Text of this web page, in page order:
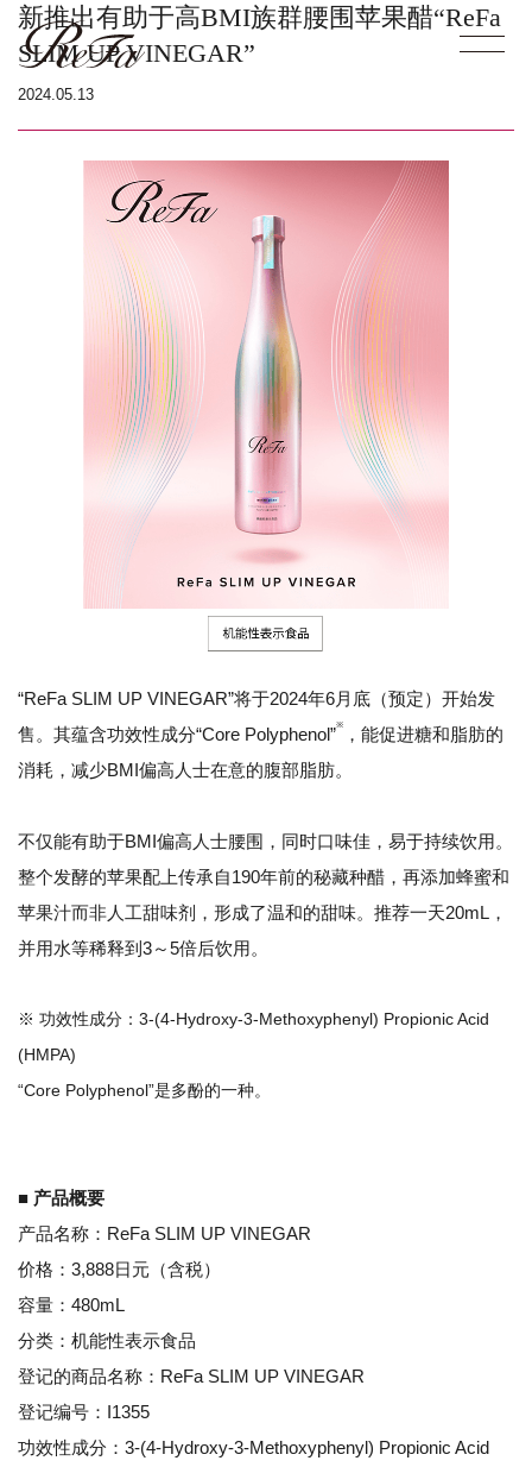
新推出有助于高BMI族群腰围苹果醋“ReFa
SLIM UP VINEGAR”
2024.05.13
“ReFa SLIM UP VINEGAR”将于2024年6月底（预定）开始发
售。其蕴含功效性成分“Core Polyphenol”※
，能促进糖和脂肪的
消耗，减少BMI偏高人士在意的腹部脂肪。
不仅能有助于BMI偏高人士腰围，同时口味佳，易于持续饮用。
整个发酵的苹果配上传承自190年前的秘藏种醋，再添加蜂蜜和
苹果汁而非人工甜味剂，形成了温和的甜味。推荐一天20mL，
并用水等稀释到3～5倍后饮用。
※ 功效性成分：3-(4-Hydroxy-3-Methoxyphenyl) Propionic Acid
(HMPA)
“Core Polyphenol”是多酚的一种。
■ 产品概要
产品名称：ReFa SLIM UP VINEGAR
价格：3,888日元（含税）
容量：480mL
分类：机能性表示食品
登记的商品名称：ReFa SLIM UP VINEGAR
登记编号：I1355
功效性成分：3-(4-Hydroxy-3-Methoxyphenyl) Propionic Acid